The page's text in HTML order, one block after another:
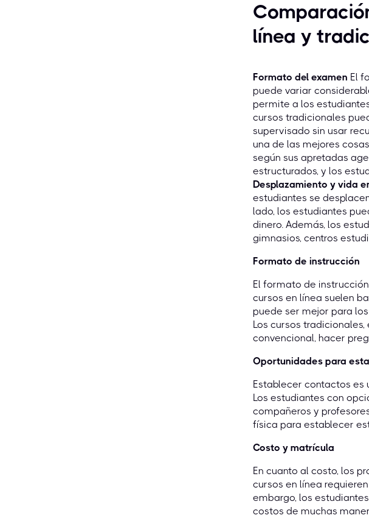
línea y
Formato del examen El
puede variar
permite a los
cursos tradicionales
supervisado sin usar
una de las mejores
según sus apretadas
estructurados, y los
Desplazamiento y vida
estudiantes se
lado, los estudiantes
dinero. Además, los
gimnasios, centros
Formato de instrucción
El formato de
cursos en línea suelen
puede ser mejor para
Los cursos
convencional, hacer
Oportunidades para
Establecer contactos
Los estudiantes con
compañeros y
física para establecer
Costo y matrícula
En cuanto al costo, los
cursos en línea
embargo, los
costos de muchas